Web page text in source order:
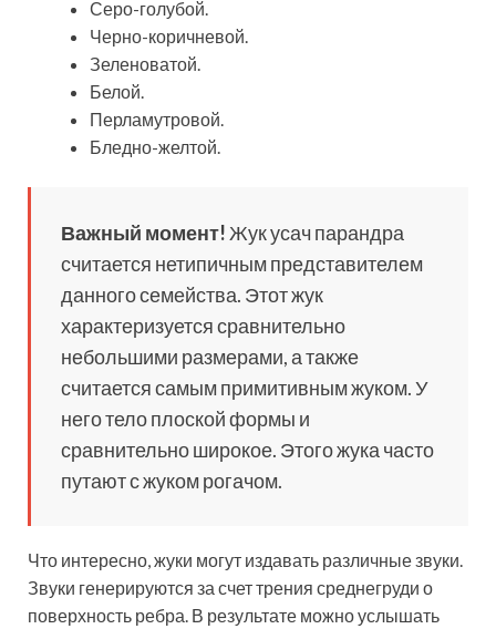
Серо-голубой.
Черно-коричневой.
Зеленоватой.
Белой.
Перламутровой.
Бледно-желтой.
Важный момент! Жук усач парандра
считается нетипичным представителем
данного семейства. Этот жук
характеризуется сравнительно
небольшими размерами, а также
считается самым примитивным жуком. У
него тело плоской формы и
сравнительно широкое. Этого жука часто
путают с жуком рогачом.
Что интересно, жуки могут издавать различные звуки.
Звуки генерируются за счет трения среднегруди о
поверхность ребра. В результате можно услышать